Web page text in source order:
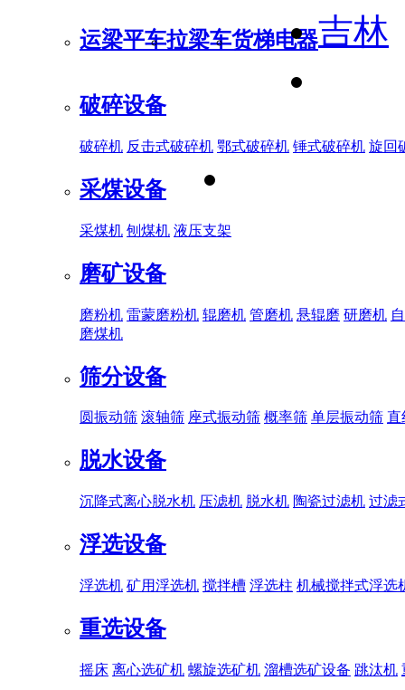
运梁平车拉梁车货梯电器
破碎设备
破碎机 反击式破碎机 鄂式破碎机 锤式破碎机 旋回
采煤设备
采煤机 刨煤机 液压支架
磨矿设备
磨粉机 雷蒙磨粉机 辊磨机 管磨机 悬辊磨 研磨机
磨煤机
筛分设备
圆振动筛 滚轴筛 座式振动筛 概率筛 单层振动筛 直
脱水设备
沉降式离心脱水机 压滤机 脱水机 陶瓷过滤机 过滤
浮选设备
浮选机 矿用浮选机 搅拌槽 浮选柱 机械搅拌式浮选
重选设备
摇床 离心选矿机 螺旋选矿机 溜槽选矿设备 跳汰机
吉林